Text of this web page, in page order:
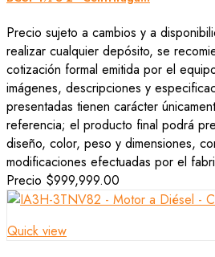
Precio sujeto a cambios y a
realizar cualquier depósito, se
cotización formal emitida por el
imágenes, descripciones y
presentadas tienen carácter
referencia; el producto final podrá
diseño, color, peso y dimensiones,
modificaciones efectuadas por el
Precio $999,999.00
Quick view